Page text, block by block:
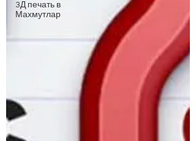
3Д печать в
Махмутлар